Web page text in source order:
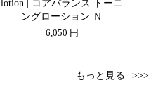
lotion | コアバランス トーニ
ングローション Ｎ
6,050 円
もっと見る